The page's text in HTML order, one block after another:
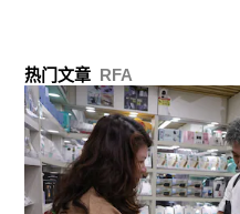
热门文章 RFA